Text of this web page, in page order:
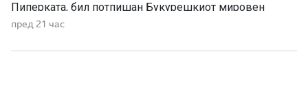
Пиперката, бил потпишан Букурешкиот мировен
договор со кој била запечатена поделбата на
признавање на македонскиот народ и за културна
пред 21 час